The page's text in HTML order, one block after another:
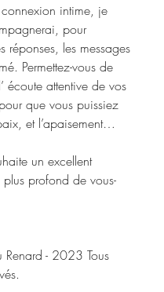
connexion intime, je
pour
réponses, les messages
Permettez-vous de
écoute attentive de vos
que vous puissiez
et l’apaisement…
un excellent
profond de vous-
Renard - 2023 Tous